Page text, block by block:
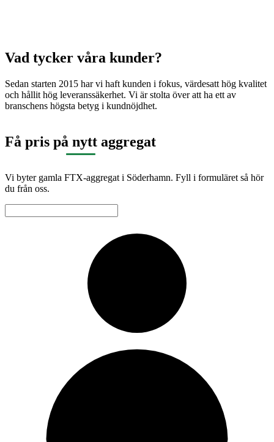
Vad tycker våra kunder?
Sedan starten 2015 har vi haft kunden i fokus, värdesatt hög kvalitet
och hållit hög leveranssäkerhet. Vi är stolta över att ha ett av
branschens högsta betyg i kundnöjdhet.
Få pris på nytt aggregat
Vi byter gamla FTX-aggregat i Söderhamn. Fyll i formuläret så hör
du från oss.